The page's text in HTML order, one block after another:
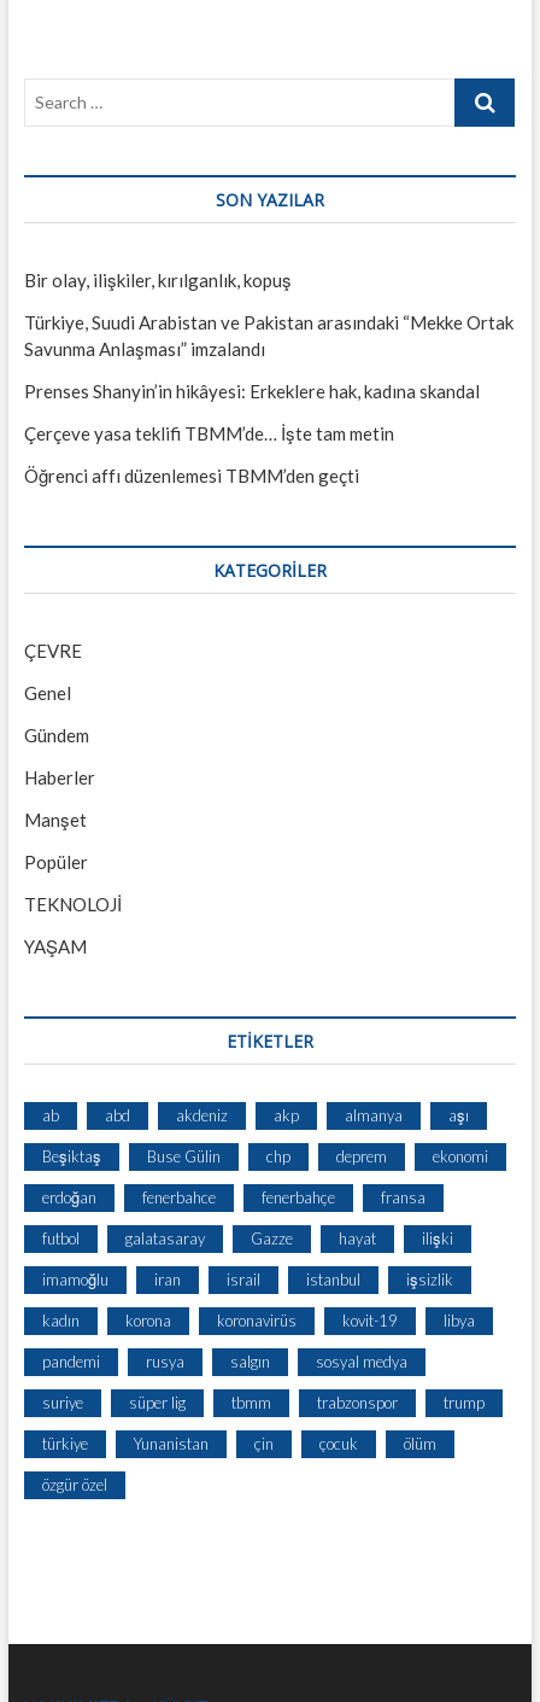
Search
SON YAZILAR
Bir olay, ilişkiler, kırılganlık, kopuş
Türkiye, Suudi Arabistan ve Pakistan arasındaki “Mekke Ortak
Savunma Anlaşması” imzalandı
Prenses Shanyin’in hikâyesi: Erkeklere hak, kadına skandal
Çerçeve yasa teklifi TBMM’de… İşte tam metin
Öğrenci affı düzenlemesi TBMM’den geçti
KATEGORILER
ÇEVRE
Genel
Gündem
Haberler
Manşet
Popüler
TEKNOLOJİ
YAŞAM
ETİKETLER
ab abd akdeniz akp almanya aşı
Beşiktaş Buse Gülin chp deprem ekonomi
erdoğan fenerbahce fenerbahçe fransa
futbol galatasaray Gazze hayat ilişki
imamoğlu iran israil istanbul işsizlik
kadın korona koronavirüs kovit-19 libya
pandemi rusya salgın sosyal medya
suriye süper lig tbmm trabzonspor trump
türkiye Yunanistan çin çocuk ölüm
özgür özel